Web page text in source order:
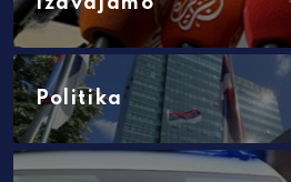
Politika